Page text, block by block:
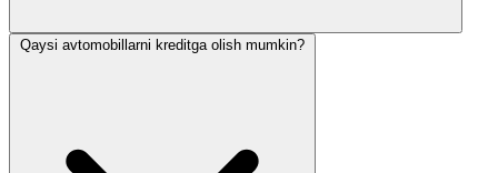
Qaysi avtomobillarni kreditga olish mumkin?